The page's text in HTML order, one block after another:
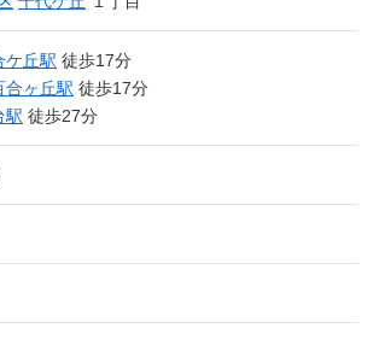
ケ丘駅 徒歩17分
合ヶ丘駅 徒歩17分
駅 徒歩27分